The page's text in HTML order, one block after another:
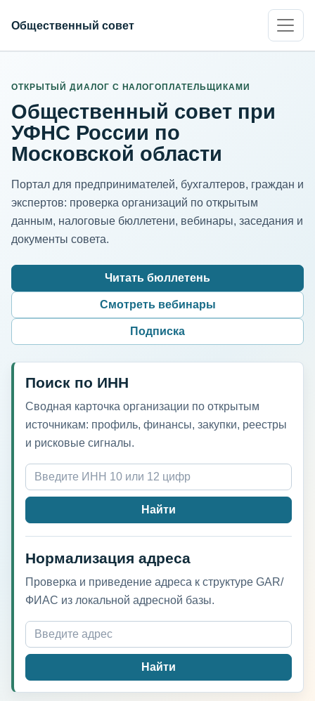
Общественный совет
ОТКРЫТЫЙ ДИАЛОГ С НАЛОГОПЛАТЕЛЬЩИКАМИ
Общественный совет при
УФНС России по
Московской области
Портал для предпринимателей, бухгалтеров, граждан и
экспертов: проверка организаций по открытым
данным, налоговые бюллетени, вебинары, заседания и
документы совета.
Читать бюллетень
Смотреть вебинары
Подписка
Поиск по ИНН
Сводная карточка организации по открытым
источникам: профиль, финансы, закупки, реестры
и рисковые сигналы.
ИНН организации
Найти
Нормализация адреса
Проверка и приведение адреса к структуре GAR/
ФИАС из локальной адресной базы.
Адрес для нормализации
Найти